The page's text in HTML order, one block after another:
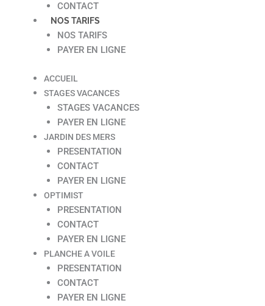
CONTACT
NOS TARIFS
NOS TARIFS
PAYER EN LIGNE
ACCUEIL
STAGES VACANCES
STAGES VACANCES
PAYER EN LIGNE
JARDIN DES MERS
PRESENTATION
CONTACT
PAYER EN LIGNE
OPTIMIST
PRESENTATION
CONTACT
PAYER EN LIGNE
PLANCHE A VOILE
PRESENTATION
CONTACT
PAYER EN LIGNE